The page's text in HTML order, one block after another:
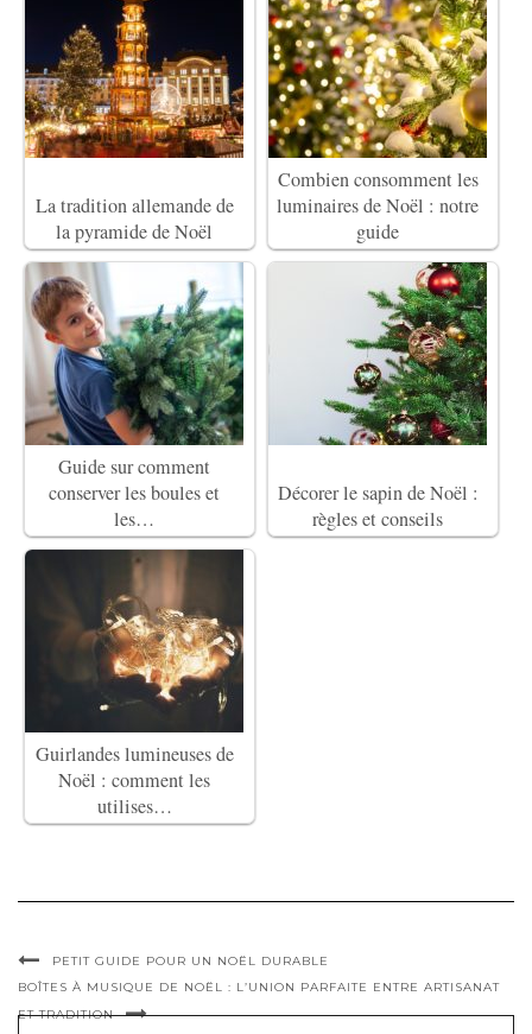
La tradition allemande de
la pyramide de Noël
Combien consomment les
luminaires de Noël : notre
guide
Guide sur comment
conserver les boules et
les…
Décorer le sapin de Noël :
règles et conseils
Guirlandes lumineuses de
Noël : comment les
utilises…
PETIT GUIDE POUR UN NOËL DURABLE
BOÎTES À MUSIQUE DE NOËL : L’UNION PARFAITE ENTRE ARTISANAT
ET TRADITION